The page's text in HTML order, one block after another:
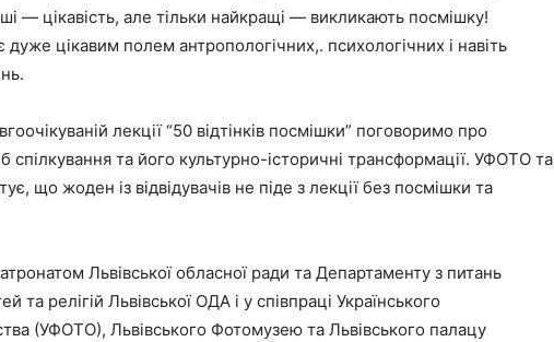
— цікавість, але тільки найкращі — викликають посмішку!
цікавим полем антропологічних,. психологічних і навіть
лекції “50 відтінків посмішки” поговоримо про
спілкування та його культурно-історичні трансформації. УФОТО та
що жоден із відвідувачів не піде з лекції без посмішки та
Львівської обласної ради та Департаменту з питань
та релігій Львівської ОДА і у співпраці Українського
(УФОТО), Львівського Фотомузею та Львівського палацу